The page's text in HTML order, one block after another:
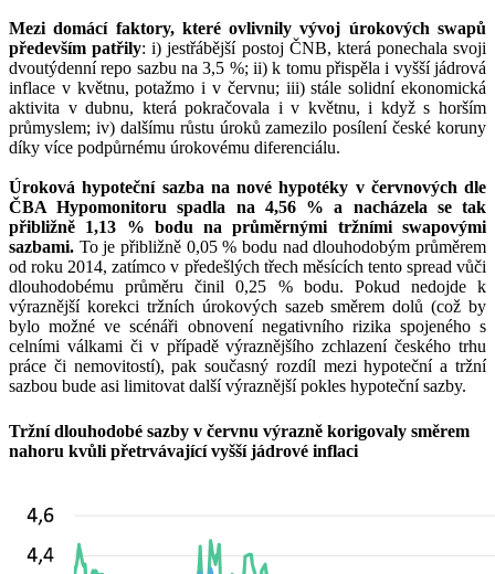
Mezi domácí faktory, které ovlivnily vývoj úrokových swapů
především patřily: i) jestřábější postoj ČNB, která ponechala svoji
dvoutýdenní repo sazbu na 3,5 %; ii) k tomu přispěla i vyšší jádrová
inflace v květnu, potažmo i v červnu; iii) stále solidní ekonomická
aktivita v dubnu, která pokračovala i v květnu, i když s horším
průmyslem; iv) dalšímu růstu úroků zamezilo posílení české koruny
díky více podpůrnému úrokovému diferenciálu.
Úroková hypoteční sazba na nové hypotéky v červnových dle
ČBA Hypomonitoru spadla na 4,56 % a nacházela se tak
přibližně 1,13 % bodu na průměrnými tržními swapovými
sazbami. To je přibližně 0,05 % bodu nad dlouhodobým průměrem
od roku 2014, zatímco v předešlých třech měsících tento spread vůči
dlouhodobému průměru činil 0,25 % bodu. Pokud nedojde k
výraznější korekci tržních úrokových sazeb směrem dolů (což by
bylo možné ve scénáři obnovení negativního rizika spojeného s
celními válkami či v případě výraznějšího zchlazení českého trhu
práce či nemovitostí), pak současný rozdíl mezi hypoteční a tržní
sazbou bude asi limitovat další výraznější pokles hypoteční sazby.
Tržní dlouhodobé sazby v červnu výrazně korigovaly směrem
nahoru kvůli přetrvávající vyšší jádrové inflaci